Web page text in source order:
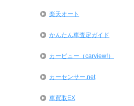
楽天オート
かんたん車査定ガイド
カービュー（carview!）
カーセンサー.net
車買取EX